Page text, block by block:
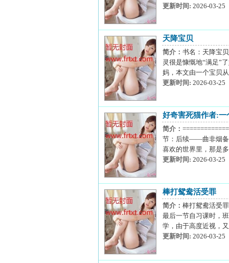
更新时间: 2026-03-25
天降宝贝
简介： 书名：天降宝
灵很是慷慨地“满足”
妈，本文由一个宝贝
更新时间: 2026-03-25
好奇害死猫作者:一
简介：
节：后续——曲非烟备
喜欢的世界里，那是
更新时间: 2026-03-25
棒打鸳鸯活受罪
简介： 棒打鸳鸯活受
最后一节自习课时，
学，由于高度近视，
更新时间: 2026-03-25